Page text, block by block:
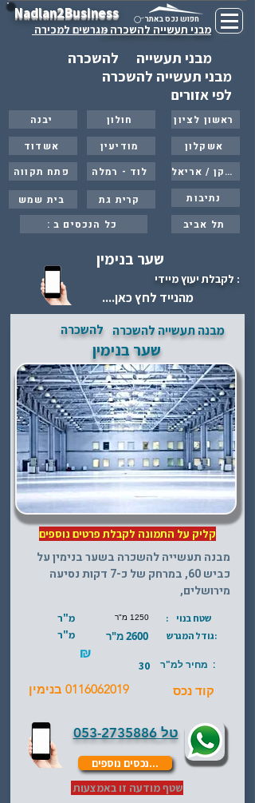
Nadlan2Business חפוש נכס באתר
מבני תעשייה להשכרה -מגרשים למכירה
מבני תעשייה
להשכרה
מבני תעשייה להשכרה
לפי אזורים
ראשון לציון חולון
יבנה
אשקלון
מודיעין
אשדוד
ברקן / אריאל
לוד - רמלה
פתח תקווה
נתיבות
קרית גת
בית שמש
תל אביב
: כל הנכסים ב
שער בנימין
: לקבלת יעוץ מיידי
מהנייד לחץ כאן....
מבנה תעשייה להשכרה
להשכרה
שער בנימין
קליק על התמונה לקבלת פרטים נוספים
מבנה תעשייה להשכרה בשער בנימין על
כביש 60, במרחק של כ-7 דקות נסיעה
מירושלים,
שטח בנוי : 1250 מ"ר
:גודל המגרש 2600 מ"ר
: מחיר למ"ר 30
טל 053-2735886
...נכסים נוספים
מ"ר
מ"ר
₪
קוד נכס 0116062019 בנימין
שטף מודעה זו באמצעות